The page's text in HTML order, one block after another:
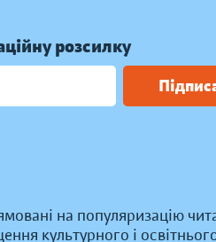
розсилку
на популяризацію
культурного і